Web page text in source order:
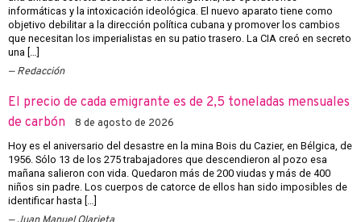
informáticas y la intoxicación ideológica. El nuevo aparato tiene como
objetivo debilitar a la dirección política cubana y promover los cambios
que necesitan los imperialistas en su patio trasero. La CIA creó en secreto
una […]
Redacción
El precio de cada emigrante es de 2,5 toneladas mensuales
de carbón
8 de agosto de 2026
Hoy es el aniversario del desastre en la mina Bois du Cazier, en Bélgica, de
1956. Sólo 13 de los 275 trabajadores que descendieron al pozo esa
mañana salieron con vida. Quedaron más de 200 viudas y más de 400
niños sin padre. Los cuerpos de catorce de ellos han sido imposibles de
identificar hasta […]